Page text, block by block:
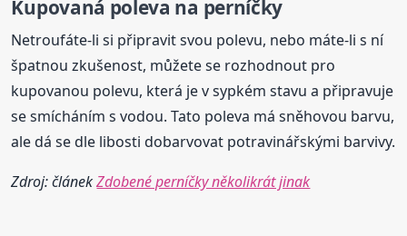
Kupovaná poleva na perníčky
Netroufáte-li si připravit svou polevu, nebo máte-li s ní
špatnou zkušenost, můžete se rozhodnout pro
kupovanou polevu, která je v sypkém stavu a připravuje
se smícháním s vodou. Tato poleva má sněhovou barvu,
ale dá se dle libosti dobarvovat potravinářskými barvivy.
Zdroj: článekZdobené perníčky několikrát jinak